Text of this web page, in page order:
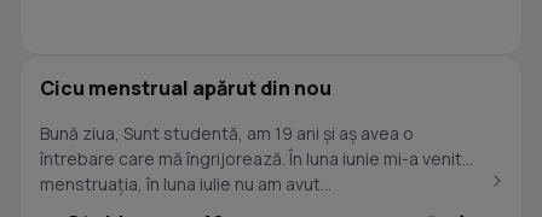
Cicu menstrual apărut din nou
Bună ziua, Sunt studentă, am 19 ani și aș avea o
întrebare care mă îngrijorează. În luna iunie mi-a venit
menstruația, în luna iulie nu am avut...